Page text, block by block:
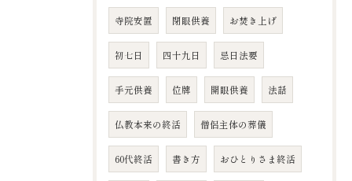
寺院安置 閉眼供養 お焚き上げ
初七日 四十九日 忌日法要
手元供養 位牌 開眼供養 法話
仏教本来の終活 僧侶主体の葬儀
60代終活 書き方 おひとりさま終活